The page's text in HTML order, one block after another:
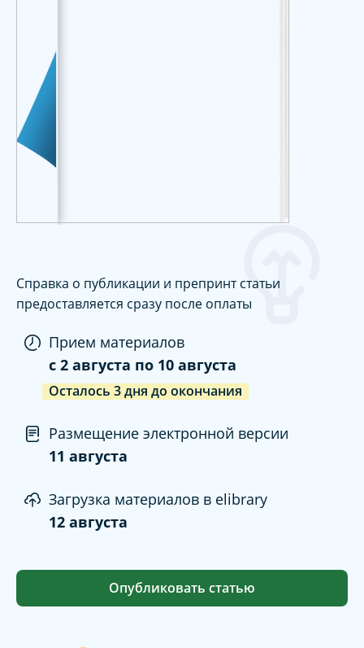
Справка о публикации и препринт статьи
предоставляется сразу после оплаты
Прием материалов
c 2 августа по 10 августа
Осталось 3дня до окончания
Размещение электронной версии
11 августа
Загрузка материалов в elibrary
12 августа
Опубликовать статью